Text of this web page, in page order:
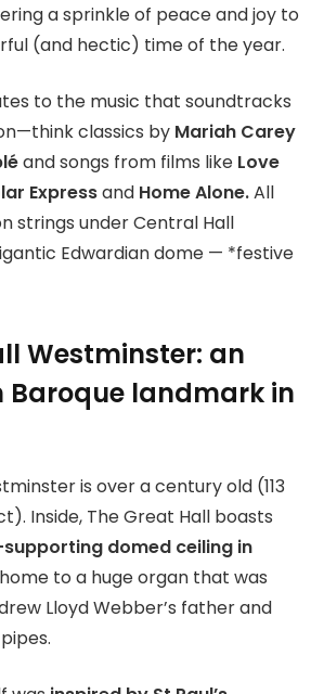
a sprinkle of peace and joy to
(and hectic) time of the year.
to the music that soundtracks
classics by Mariah Carey
and songs from films like Love
Expressand Home Alone.All
strings under Central Hall
Edwardian dome — *festive
Westminster: an
Baroque landmark in
is over a century old (113
Inside, The Great Hall boasts
domed ceiling in
home to a huge organ that was
Lloyd Webber’s father and